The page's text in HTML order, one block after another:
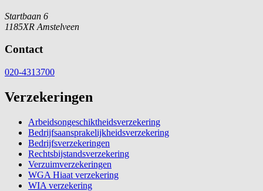
Startbaan 6
1185XR Amstelveen
Contact
020-4313700
Verzekeringen
Arbeidsongeschiktheidsverzekering
Bedrijfsaansprakelijkheidsverzekering
Bedrijfsverzekeringen
Rechtsbijstandsverzekering
Verzuimverzekeringen
WGA Hiaat verzekering
WIA verzekering